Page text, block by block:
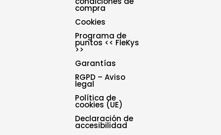
compra
Cookies
Programa de
puntos << FleKys
>>
Garantías
RGPD – Aviso
legal
Política de
cookies (UE)
Declaración de
accesibilidad